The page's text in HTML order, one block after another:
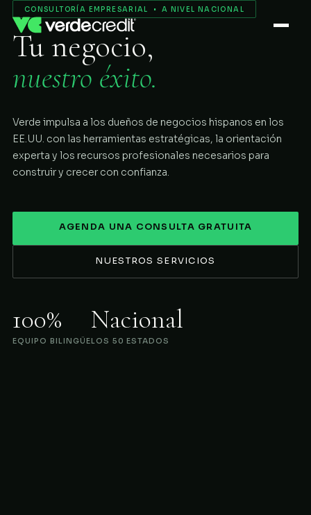
Servicios
Nosotros
Proceso
COMENZAR
CONSULTORÍA EMPRESARIAL • A NIVEL NACIONAL
Tu negocio,
nuestro éxito.
Verde impulsa a los dueños de negocios hispanos en los
EE.UU. con las herramientas estratégicas, la orientación
experta y los recursos profesionales necesarios para
construir y crecer con confianza.
AGENDA UNA CONSULTA GRATUITA
NUESTROS SERVICIOS
100%
EQUIPO BILINGÜE
Nacional
LOS 50 ESTADOS